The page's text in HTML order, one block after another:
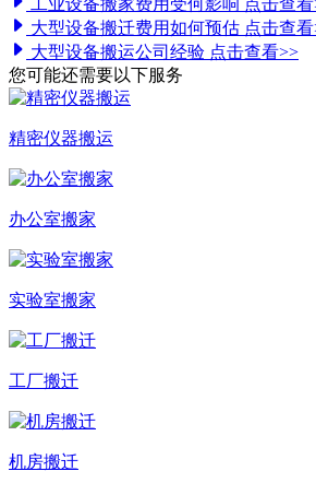
工业设备搬家费用受何影响 点击查
大型设备搬迁费用如何预估 点击查
大型设备搬运公司经验 点击查看>>
您可能还需要以下服务
精密仪器搬运
办公室搬家
实验室搬家
工厂搬迁
机房搬迁